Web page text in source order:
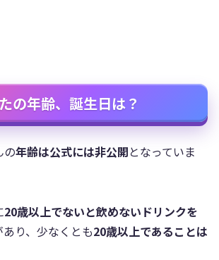
の年齢、誕生日は？
の年齢は公式には非公開となっていま
20歳以上でないと飲めないドリンクを
あり、少なくとも20歳以上であることは